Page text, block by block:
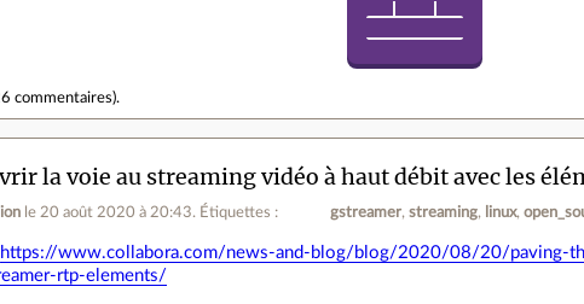
commentaires).
la voie au streaming vidéo à haut débit avec les
le 20 août 2020 à 20:43. Étiquettes : gstreamer streaming linux
https://www.collabora.com/news-and-blog/blog/2020/08/20/paving-
rtp-elements/